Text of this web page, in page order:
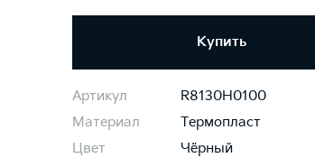
Купить
Артикул
R8130H0100
Материал
Термопласт
Цвет
Чёрный